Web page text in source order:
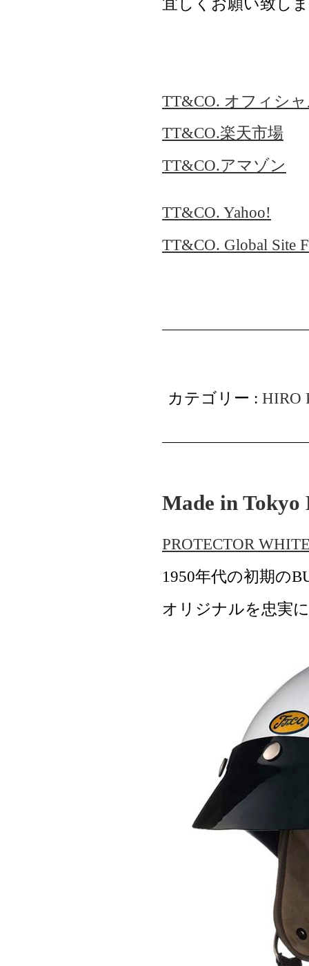
宜しくお願い致し
TT&CO. オフィシ
TT&CO.楽天市場
TT&CO.アマゾン
TT&CO. Yahoo!
TT&CO. Global Site
カテゴリー : HIRO
Made in Tokyo
PROTECTOR
1950年代の初期の
オリジナルを忠実